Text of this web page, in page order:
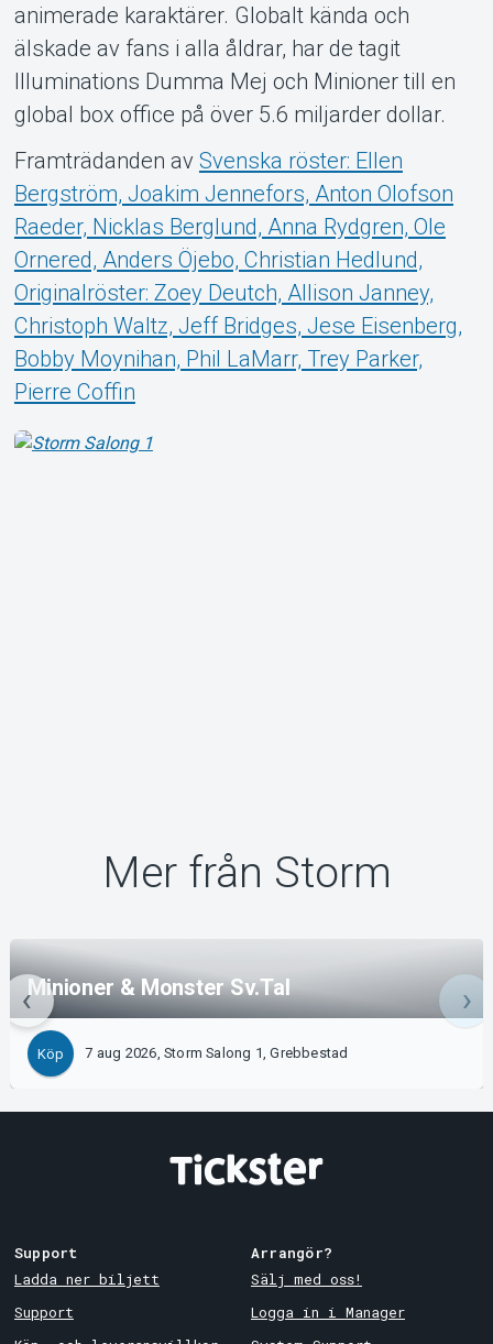
animerade karaktärer. Globalt kända och
älskade av fans i alla åldrar, har de tagit
Illuminations Dumma Mej och Minioner till en
global box office på över 5.6 miljarder dollar.
Framträdanden av Svenska röster: Ellen
Bergström, Joakim Jennefors, Anton Olofson
Raeder, Nicklas Berglund, Anna Rydgren, Ole
Ornered, Anders Öjebo, Christian Hedlund,
Originalröster: Zoey Deutch, Allison Janney,
Christoph Waltz, Jeff Bridges, Jese Eisenberg,
Bobby Moynihan, Phil LaMarr, Trey Parker,
Pierre Coffin
Mer från Storm
Minioner & Monster Sv.Tal
Köp 7 aug 2026, Storm Salong 1, Grebbestad
Support
Ladda ner biljett
Support
Arrangör?
Sälj med oss!
Logga in i Manager